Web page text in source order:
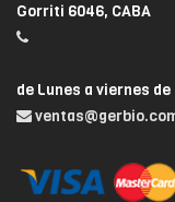
Gorriti 6046, CABA
de Lunes a viernes de